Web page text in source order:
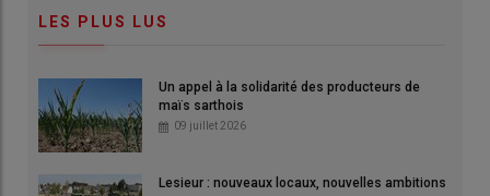
LES PLUS LUS
Un appel à la solidarité des producteurs de
maïs sarthois
09 juillet 2026
Lesieur : nouveaux locaux, nouvelles ambitions